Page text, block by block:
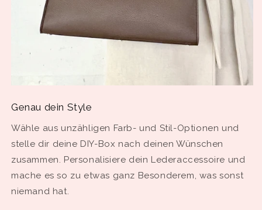
Genau dein Style
Wähle aus unzähligen Farb- und Stil-Optionen und
stelle dir deine DIY-Box nach deinen Wünschen
zusammen. Personalisiere dein Lederaccessoire und
mache es so zu etwas ganz Besonderem, was sonst
niemand hat.